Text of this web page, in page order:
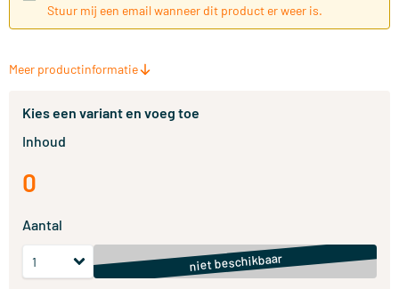
Stuur mij een email wanneer dit product er weer is.
Meer productinformatie
Kies een variant en voeg toe
Inhoud
0
Aantal
niet beschikbaar